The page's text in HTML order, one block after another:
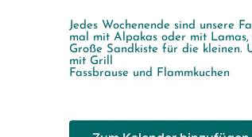
Jedes Wochenende sind unsere
mal mit Alpakas oder mit Lamas,
Große Sandkiste für die kleinen.
mit Grill
Fassbrause und Flammkuchen